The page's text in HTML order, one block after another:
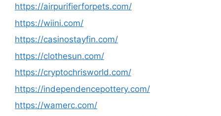
https://airpurifierforpets.com/
https://wiini.com/
https://casinostayfin.com/
https://clothesun.com/
https://cryptochrisworld.com/
https://independencepottery.com/
https://wamerc.com/